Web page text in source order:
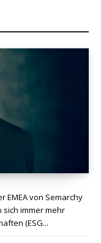
EMEA von Semarchy
sich immer mehr
(ESG...